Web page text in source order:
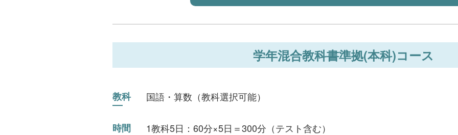
学年混合教科書準拠(本科)コース
教科 国語・算数（教科選択可能）
時間
1教科5日：60分×5日＝300分（テスト含む）